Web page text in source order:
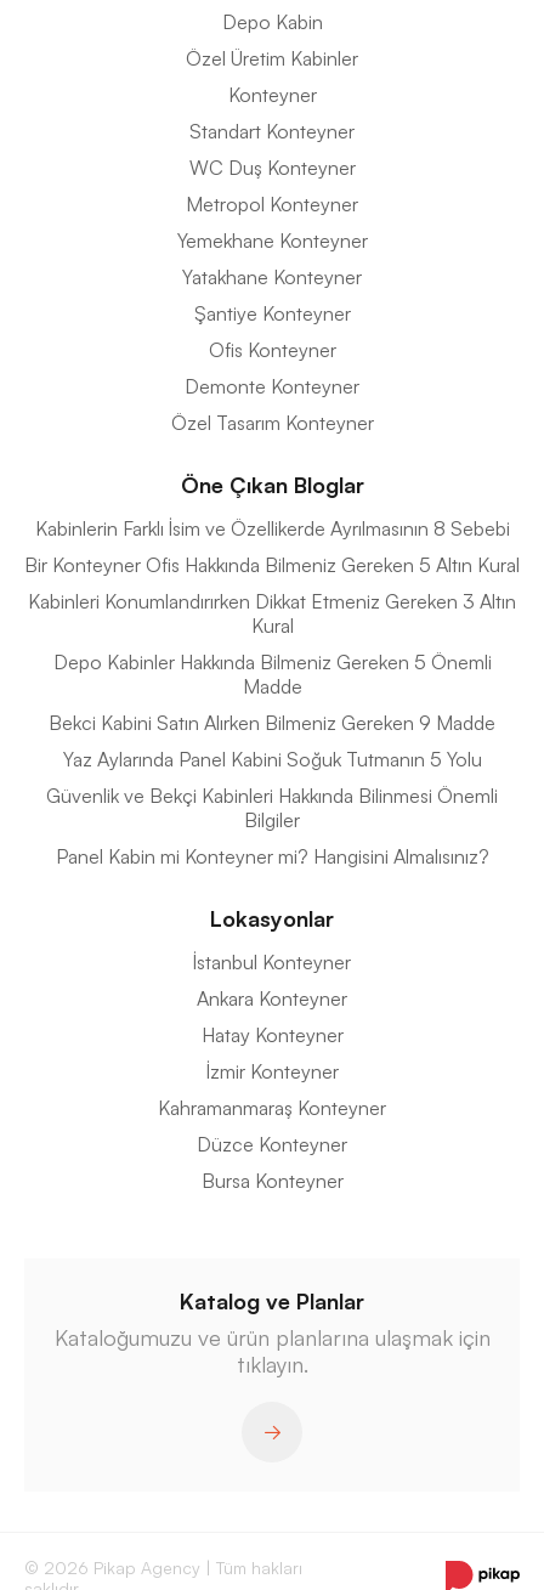
Depo Kabin
Özel Üretim Kabinler
Konteyner
Standart Konteyner
WC Duş Konteyner
Metropol Konteyner
Yemekhane Konteyner
Yatakhane Konteyner
Şantiye Konteyner
Ofis Konteyner
Demonte Konteyner
Özel Tasarım Konteyner
Öne Çıkan Bloglar
Kabinlerin Farklı İsim ve Özellikerde Ayrılmasının 8 Sebebi
Bir Konteyner Ofis Hakkında Bilmeniz Gereken 5 Altın Kural
Kabinleri Konumlandırırken Dikkat Etmeniz Gereken 3 Altın
Kural
Depo Kabinler Hakkında Bilmeniz Gereken 5 Önemli
Madde
Bekci Kabini Satın Alırken Bilmeniz Gereken 9 Madde
Yaz Aylarında Panel Kabini Soğuk Tutmanın 5 Yolu
Güvenlik ve Bekçi Kabinleri Hakkında Bilinmesi Önemli
Bilgiler
Panel Kabin mi Konteyner mi? Hangisini Almalısınız?
Lokasyonlar
İstanbul Konteyner
Ankara Konteyner
Hatay Konteyner
İzmir Konteyner
Kahramanmaraş Konteyner
Düzce Konteyner
Bursa Konteyner
Katalog ve Planlar
Kataloğumuzu ve ürün planlarına ulaşmak için
tıklayın.
© 2026 Pikap Agency | Tüm hakları